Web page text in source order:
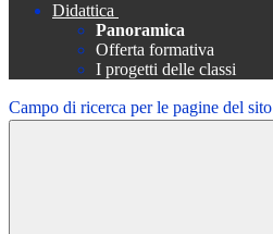
Didattica
Panoramica
Offerta formativa
I progetti delle classi
Campo di ricerca per le pagine del sito